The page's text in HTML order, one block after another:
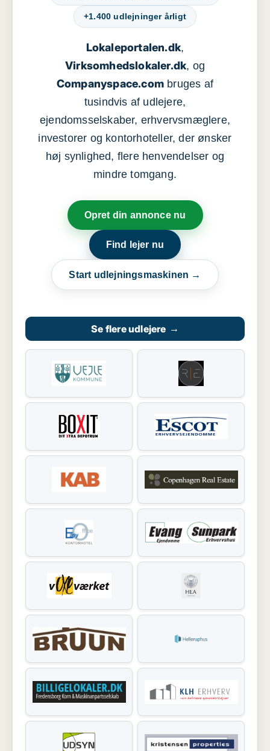
+1.400 udlejninger årligt
Lokaleportalen.dk,
Virksomhedslokaler.dk, og
Companyspace.com bruges af
tusindvis af udlejere,
ejendomsselskaber, erhvervsmæglere,
investorer og kontorhoteller, der ønsker
høj synlighed, flere henvendelser og
mindre tomgang.
Opret din annonce nu
Find lejer nu
Start udlejningsmaskinen →
Se flere udlejere →